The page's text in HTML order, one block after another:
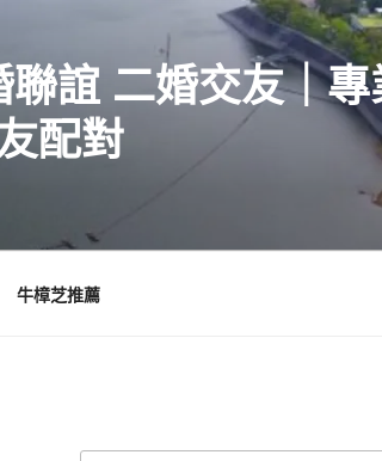
誼 二婚交友｜
配對
牛樟芝推薦